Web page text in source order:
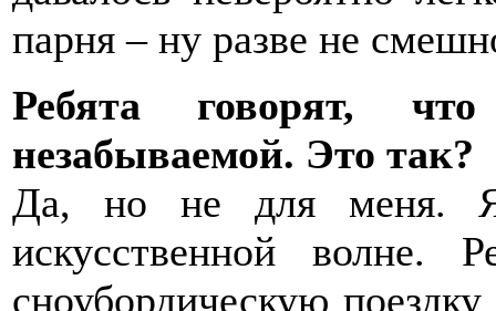
парня – ну разве не
Ребята говорят,
незабываемой. Это так?
Да, но не для меня. Я
искусственной волне.
сноубордическую